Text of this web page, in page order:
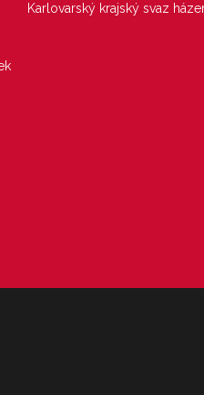
Karlovarský krajský svaz